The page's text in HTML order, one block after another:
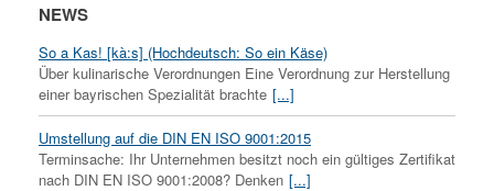
NEWS
So a Kas! [kà:s] (Hochdeutsch: So ein Käse)
Über kulinarische Verordnungen Eine Verordnung zur Herstellung
einer bayrischen Spezialität brachte [...]
Umstellung auf die DIN EN ISO 9001:2015
Terminsache: Ihr Unternehmen besitzt noch ein gültiges Zertifikat
nach DIN EN ISO 9001:2008? Denken [...]